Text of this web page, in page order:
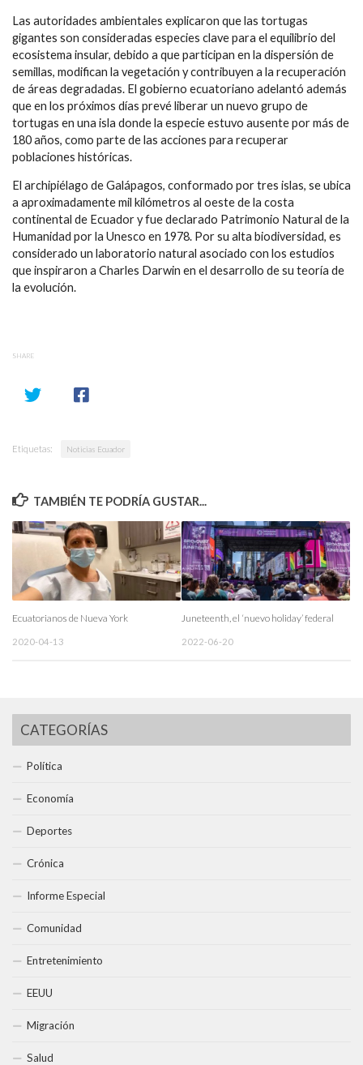
Las autoridades ambientales explicaron que las tortugas
gigantes son consideradas especies clave para el equilibrio del
ecosistema insular, debido a que participan en la dispersión de
semillas, modifican la vegetación y contribuyen a la recuperación
de áreas degradadas. El gobierno ecuatoriano adelantó además
que en los próximos días prevé liberar un nuevo grupo de
tortugas en una isla donde la especie estuvo ausente por más de
180 años, como parte de las acciones para recuperar
poblaciones históricas.
El archipiélago de Galápagos, conformado por tres islas, se ubica
a aproximadamente mil kilómetros al oeste de la costa
continental de Ecuador y fue declarado Patrimonio Natural de la
Humanidad por la Unesco en 1978. Por su alta biodiversidad, es
considerado un laboratorio natural asociado con los estudios
que inspiraron a Charles Darwin en el desarrollo de su teoría de
la evolución.
SHARE
Etiquetas: Noticias Ecuador
TAMBIÉN TE PODRÍA GUSTAR...
Ecuatorianos de Nueva York
2020-04-13
Juneteenth, el ‘nuevo holiday’ federal
2022-06-20
CATEGORÍAS
Política
Economía
Deportes
Crónica
Informe Especial
Comunidad
Entretenimiento
EEUU
Migración
Salud